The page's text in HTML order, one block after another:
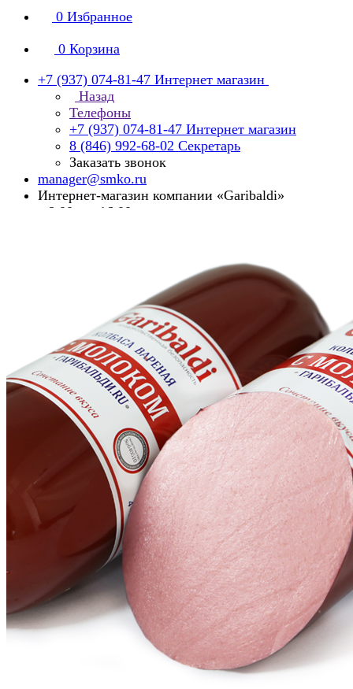
0 Избранное
0 Корзина
+7 (937) 074-81-47 Интернет магазин
Назад
Телефоны
+7 (937) 074-81-47 Интернет магазин
8 (846) 992-68-02 Секретарь
Заказать звонок
manager@smko.ru
Интернет-магазин компании «Garibaldi»
с 8:00 до 16:00
Каталог
Колбасы
Вареные колбасы
Колбаса вареная с молоком Garibaldi. RU